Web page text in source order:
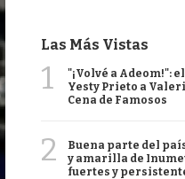
Las Más Vistas
1
"¡Volvé a Adeom!":
Yesty Prieto a
Cena de Famosos
2
Buena parte del
y amarilla de
fuertes y